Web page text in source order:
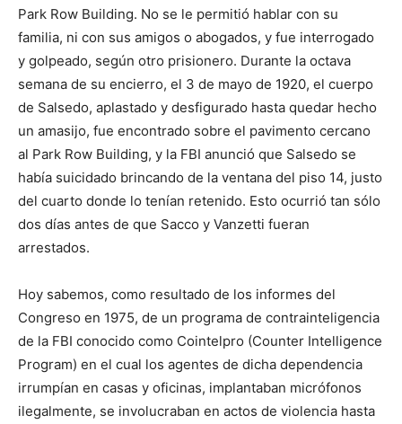
Park Row Building. No se le permitió hablar con su
familia, ni con sus amigos o abogados, y fue interrogado
y golpeado, según otro prisionero. Durante la octava
semana de su encierro, el 3 de mayo de 1920, el cuerpo
de Salsedo, aplastado y desfigurado hasta quedar hecho
un amasijo, fue encontrado sobre el pavimento cercano
al Park Row Building, y la FBI anunció que Salsedo se
había suicidado brincando de la ventana del piso 14, justo
del cuarto donde lo tenían retenido. Esto ocurrió tan sólo
dos días antes de que Sacco y Vanzetti fueran
arrestados.
Hoy sabemos, como resultado de los informes del
Congreso en 1975, de un programa de contrainteligencia
de la FBI conocido como Cointelpro (Counter Intelligence
Program) en el cual los agentes de dicha dependencia
irrumpían en casas y oficinas, implantaban micrófonos
ilegalmente, se involucraban en actos de violencia hasta